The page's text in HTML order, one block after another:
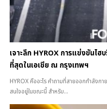
เจาะลึก HYROX การแข่งขันไ
ที่สุดในเอเชีย ณ กรุงเทพฯ
HYROX คืออะไร คำถามที่สายออกกำลังก
สนใจอยู่ในขณะนี้ สำหรับ...